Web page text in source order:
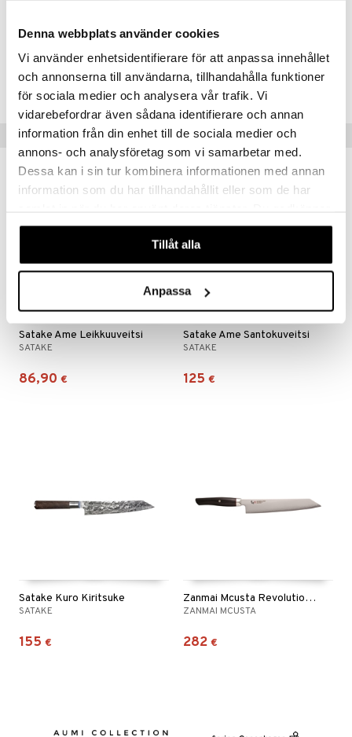
Denna webbplats använder cookies
Vi använder enhetsidentifierare för att anpassa innehållet
och annonserna till användarna, tillhandahålla funktioner
för sociala medier och analysera vår trafik. Vi
vidarebefordrar även sådana identifierare och annan
information från din enhet till de sociala medier och
annons- och analysföretag som vi samarbetar med.
Dessa kan i sin tur kombinera informationen med annan
information som du har tillhandahållit eller som de har
våra cookies vid fortsatt användande av vår webbplats.
Tillåt alla
Anpassa
Tuotenumero
Vinkkejä sinulle
Satake Ame Leikkuuveitsi
SATAKE
86,90 €
Satake Ame Santokuveitsi
SATAKE
125 €
Satake Kuro Kiritsuke
SATAKE
155 €
Zanmai Mcusta Revolution Kiritsuke
ZANMAI MCUSTA
282 €